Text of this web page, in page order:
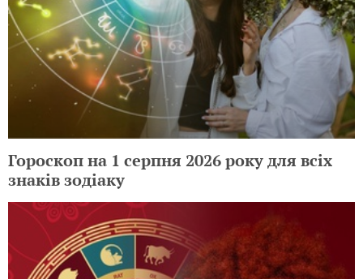
Гороскоп на 1 серпня 2026 року для всіх
знаків зодіаку